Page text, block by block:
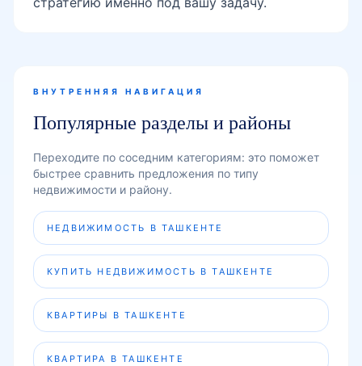
ВНУТРЕННЯЯ НАВИГАЦИЯ
Популярные разделы и районы
Переходите по соседним категориям: это поможет
быстрее сравнить предложения по типу
недвижимости и району.
НЕДВИЖИМОСТЬ В ТАШКЕНТЕ
КУПИТЬ НЕДВИЖИМОСТЬ В ТАШКЕНТЕ
КВАРТИРЫ В ТАШКЕНТЕ
КВАРТИРА В ТАШКЕНТЕ